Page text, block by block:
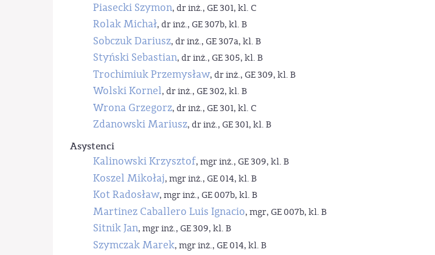
Piasecki Szymon, dr inż., GE 301, kl. C
Rolak Michał, dr inż., GE 307b, kl. B
Sobczuk Dariusz, dr inż., GE 307a, kl. B
Styński Sebastian, dr inż., GE 305, kl. B
Trochimiuk Przemysław, dr inż., GE 309, kl. B
Wolski Kornel, dr inż., GE 302, kl. B
Wrona Grzegorz, dr inż., GE 301, kl. C
Zdanowski Mariusz, dr inż., GE 301, kl. B
Asystenci
Kalinowski Krzysztof, mgr inż., GE 309, kl. B
Koszel Mikołaj, mgr inż., GE 014, kl. B
Kot Radosław, mgr inż., GE 007b, kl. B
Martinez Caballero Luis Ignacio, mgr, GE 007b, kl. B
Sitnik Jan, mgr inż., GE 309, kl. B
Szymczak Marek, mgr inż., GE 014, kl. B